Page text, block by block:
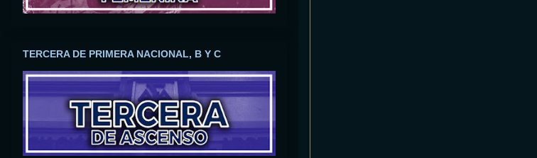
TERCERA DE PRIMERA NACIONAL, B Y C